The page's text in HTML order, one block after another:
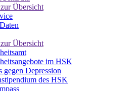
Übersicht
Übersicht
im HSK
gegen Depression
des HSK